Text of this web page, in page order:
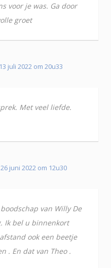
voor je was. Ga door
groet
juli 2022 om 20u33
Met veel liefde.
juni 2022 om 12u30
van Willy De
Ik bel u binnenkort
ook een beetje
. En dat van Theo .